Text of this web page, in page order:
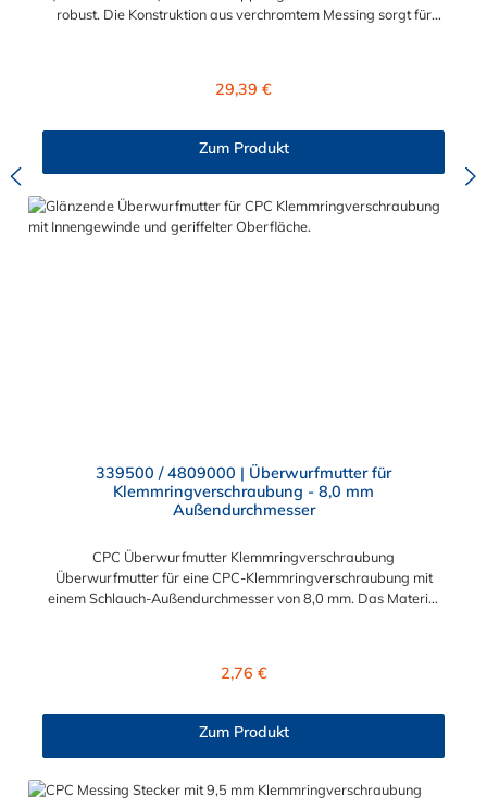
robust. Die Konstruktion aus verchromtem Messing sorgt für
Der CPC Stecker aus Messing der LC-Serie ist auch in
Druck. Der CPC Stecker aus Messing mit 1/4" NPT
Außengewinde ermöglicht ein bequemes Verbinden und
Trennen mit einer Hand. Die CPC Serie bietet eine hohe
Flexibilität mit zahlreichen Konfigurationen und
Anschlussvarianten und ist sowohl mit den Acetal-Kupplungen
Regulärer Preis:
29,39 €
Zum Produkt
339500 / 4809000 | Überwurfmutter für
Klemmringverschraubung - 8,0 mm
Außendurchmesser
CPC Überwurfmutter Klemmringverschraubung
Überwurfmutter für eine CPC-Klemmringverschraubung mit
einem Schlauch-Außendurchmesser von 8,0 mm. Das Material
Regulärer Preis:
2,76 €
Zum Produkt